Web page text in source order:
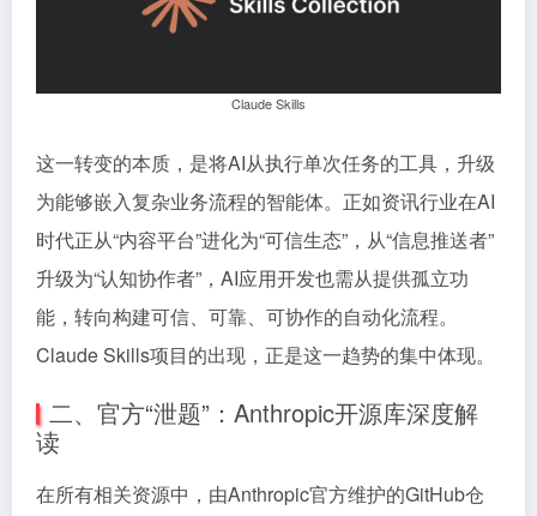
Claude Skills
这一转变的本质，是将AI从执行单次任务的工具，升级
为能够嵌入复杂业务流程的智能体。正如资讯行业在AI
时代正从“内容平台”进化为“可信生态”，从“信息推送者”
升级为“认知协作者”，AI应用开发也需从提供孤立功
能，转向构建可信、可靠、可协作的自动化流程。
Claude Skills项目的出现，正是这一趋势的集中体现。
二、官方“泄题”：Anthropic开源库深度解
读
在所有相关资源中，由Anthropic官方维护的GitHub仓